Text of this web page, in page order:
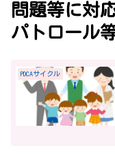
問題等に対
パトロール
PDCAサイクル